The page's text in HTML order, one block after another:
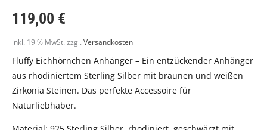
119,00 €
inkl. 19 % MwSt. zzgl. Versandkosten
Fluffy Eichhörnchen Anhänger – Ein entzückender Anhänger
aus rhodiniertem Sterling Silber mit braunen und weißen
Zirkonia Steinen. Das perfekte Accessoire für
Naturliebhaber.